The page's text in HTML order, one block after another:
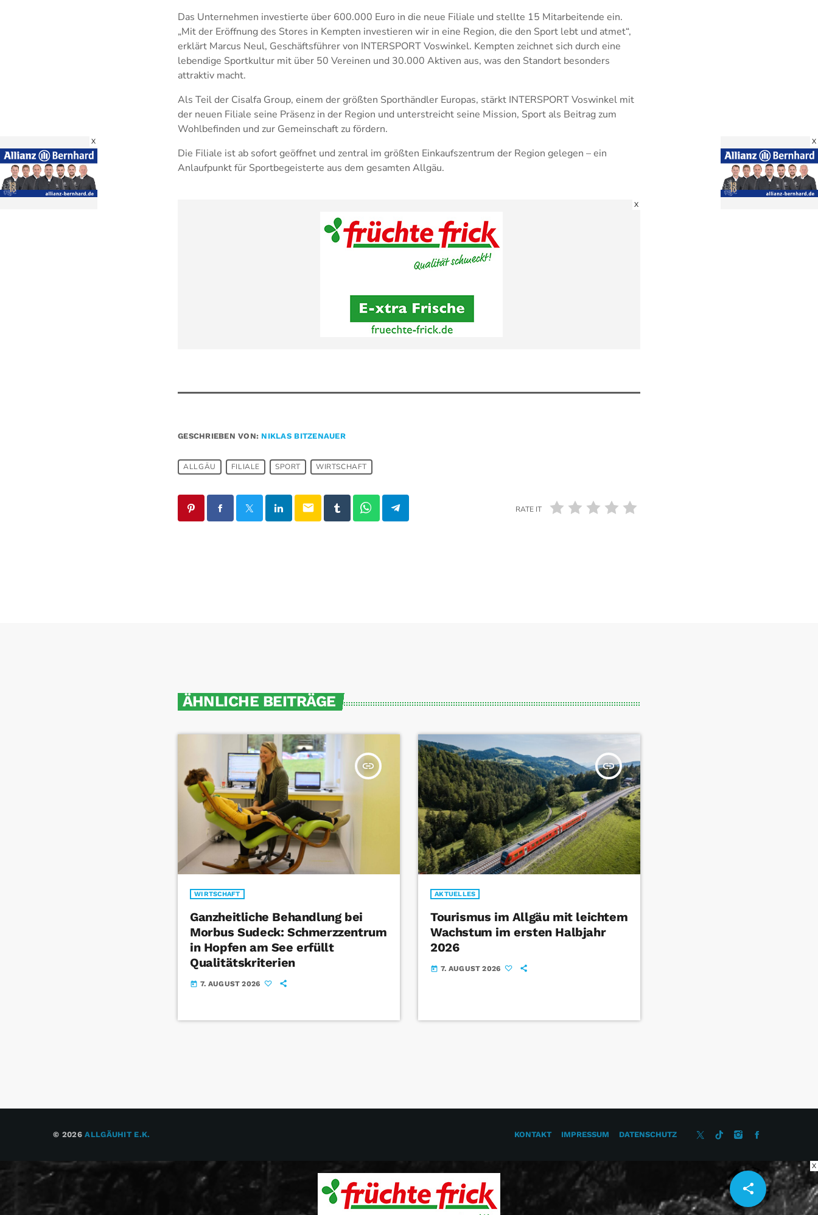
share
email
Das Unternehmen investierte über 600.000 Euro in die neue Filiale und stellte 15 Mitarbeitende ein.
„Mit der Eröffnung des Stores in Kempten investieren wir in eine Region, die den Sport lebt und atmet“,
erklärt Marcus Neul, Geschäftsführer von INTERSPORT Voswinkel. Kempten zeichnet sich durch eine
lebendige Sportkultur mit über 50 Vereinen und 30.000 Aktiven aus, was den Standort besonders
attraktiv macht.
Als Teil der Cisalfa Group, einem der größten Sporthändler Europas, stärkt INTERSPORT Voswinkel mit
der neuen Filiale seine Präsenz in der Region und unterstreicht seine Mission, Sport als Beitrag zum
Wohlbefinden und zur Gemeinschaft zu fördern.
Die Filiale ist ab sofort geöffnet und zentral im größten Einkaufszentrum der Region gelegen – ein
Anlaufpunkt für Sportbegeisterte aus dem gesamten Allgäu.
X
GESCHRIEBEN VON: NIKLAS BITZENAUER
ALLGÄU FILIALE SPORT WIRTSCHAFT
email RATE IT
ÄHNLICHE BEITRÄGE
insert_link
WIRTSCHAFT
Ganzheitliche Behandlung bei
Morbus Sudeck: Schmerzzentrum
in Hopfen am See erfüllt
Qualitätskriterien
today 7. AUGUST 2026
insert_link
AKTUELLES
Tourismus im Allgäu mit leichtem
Wachstum im ersten Halbjahr
2026
today 7. AUGUST 2026
© 2026ALLGÄUHIT E.K. KONTAKT IMPRESSUM DATENSCHUTZ
X
X X